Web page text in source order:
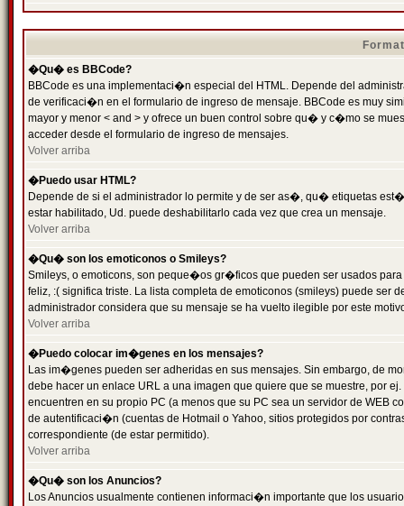
�Qu� es BBCode?
BBCode es una implementaci�n especial del HTML. Depende del
de verificaci�n en el formulario de ingreso de mensaje. BBCode es muy
mayor y menor < and > y ofrece un buen control sobre qu� y c�mo se
acceder desde el formulario de ingreso de mensajes.
Volver arriba
�Puedo usar HTML?
Depende de si el administrador lo permite y de ser as�, qu� etiquetas
estar habilitado, Ud. puede deshabilitarlo cada vez que crea un mensaje.
Volver arriba
�Qu� son los emoticonos o Smileys?
Smileys, o emoticons, son peque�os gr�ficos que pueden ser usados
feliz, :( significa triste. La lista completa de emoticonos (smileys) puede
administrador considera que su mensaje se ha vuelto ilegible por este
Volver arriba
�Puedo colocar im�genes en los mensajes?
Las im�genes pueden ser adheridas en sus mensajes. Sin embargo, de
debe hacer un enlace URL a una imagen que quiere que se muestre, por
encuentren en su propio PC (a menos que su PC sea un servidor de
de autentificaci�n (cuentas de Hotmail o Yahoo, sitios protegidos por
correspondiente (de estar permitido).
Volver arriba
�Qu� son los Anuncios?
Los Anuncios usualmente contienen informaci�n importante que los